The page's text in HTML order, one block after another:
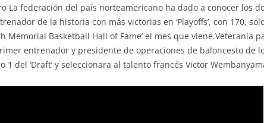
La federación del país norteamericano ha dado a conocer los
de la historia con más victorias en ‘Playoffs’, con 170,
Memorial Basketball Hall of Fame’ el mes que viene.Veteranía
entrenador y presidente de operaciones de baloncesto de
del ‘Draft’ y seleccionara al talento francés Victor